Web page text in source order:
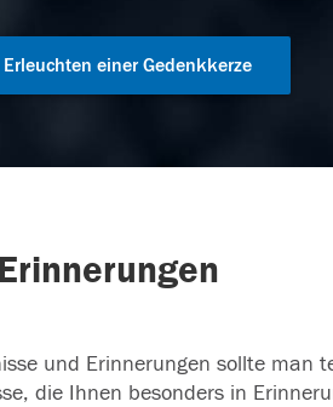
Erleuchten einer Gedenkkerze
Erinnerungen
und Erinnerungen sollte man
die Ihnen besonders in